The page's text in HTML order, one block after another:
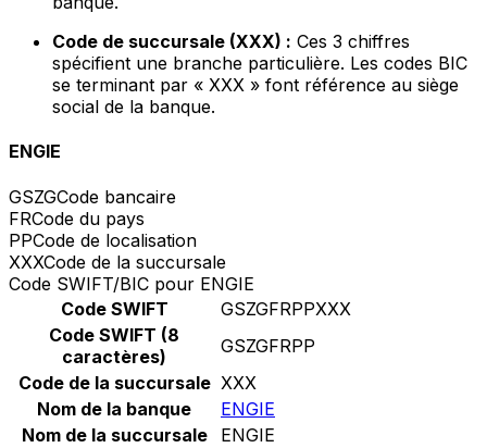
Code de succursale (XXX) : Ces 3 chiffres
spécifient une branche particulière. Les codes BIC
se terminant par « XXX » font référence au siège
social de la banque.
ENGIE
GSZGCode bancaire
FRCode du pays
PPCode de localisation
XXXCode de la succursale
Code SWIFT/BIC pour ENGIE
Code SWIFT
GSZGFRPPXXX
Code SWIFT (8
caractères)
GSZGFRPP
Code de la succursale XXX
Nom de la banque
ENGIE
Nom de la succursale
ENGIE